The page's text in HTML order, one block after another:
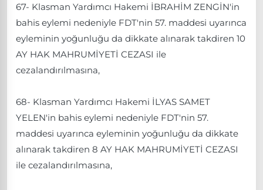
67- Klasman Yardımcı Hakemi İBRAHİM ZENGİN'in
bahis eylemi nedeniyle FDT'nin 57. maddesi uyarınca
eyleminin yoğunluğu da dikkate alınarak takdiren 10
AY HAK MAHRUMİYETİ CEZASI ile
cezalandırılmasına,
68- Klasman Yardımcı Hakemi İLYAS SAMET
YELEN'in bahis eylemi nedeniyle FDT'nin 57.
maddesi uyarınca eyleminin yoğunluğu da dikkate
alınarak takdiren 8 AY HAK MAHRUMİYETİ CEZASI
ile cezalandırılmasına,